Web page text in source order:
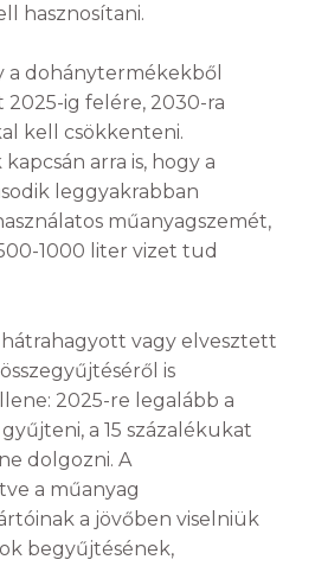
hasznosítani.
a dohánytermékekből
2025-ig felére, 2030-ra
kell csökkenteni.
arra is, hogy a
leggyakrabban
műanyagszemét,
1000 liter vizet tud
vagy elvesztett
is
2025-re legalább a
a 15 százalékukat
dolgozni. A
a műanyag
a jövőben viselniük
begyűjtésének,